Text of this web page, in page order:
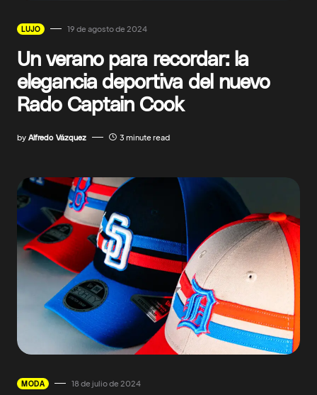
LUJO 19 de agosto de 2024
Un verano para recordar: la
elegancia deportiva del nuevo
Rado Captain Cook
by Alfredo Vázquez 3 minute read
MODA 18 de julio de 2024